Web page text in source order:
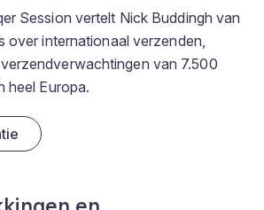
Session vertelt Nick Buddingh van
over internationaal verzenden,
van 7.500
heel Europa.